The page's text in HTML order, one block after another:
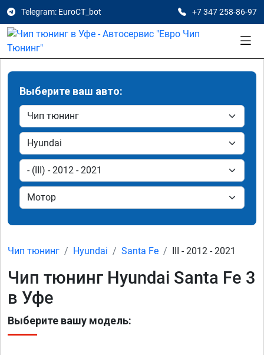
Telegram: EuroCT_bot +7 347 258-86-97
Выберите ваш авто:
Чип тюнинг Hyundai Santa Fe III - 2012 - 2021
Чип тюнинг Hyundai Santa Fe 3
в Уфе
Выберите вашу модель: